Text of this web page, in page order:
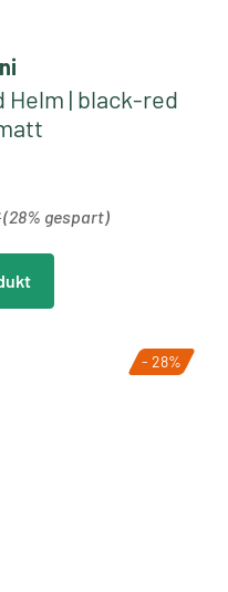
Helm | black-red
(28% gespart)
- 28%